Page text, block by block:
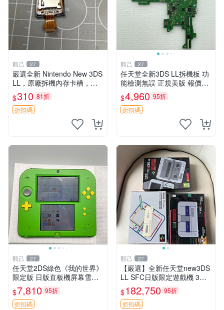
觀己 27
嚴選全新 Nintendo New 3DS
LL，原廠拆機內存卡槽，小
容量卡槽設計，功能完美如
初。適合收藏與使用。 New
3DS LL 原廠 拆機版
$310 81折
折扣碼
觀己 27
任天堂全新3DS LL拆機板 功
能檢測無誤 正規美版 報價48
0 新臺幣 數碼機器 教學工具
遊戲配件
$4,960 95折
折扣碼
觀己 27
任天堂2DS綠色《我的世界》
限定版 日版直板機屏幕雪白
功能正常 2DS 《我的世界》
日版 直板機 薄膜保護 屏幕清
晰
$7,810 95折
折扣碼
觀己 27
【嚴選】全新任天堂new3DS
LL SFC日版限定遊戲機 3臺
未開箱收藏 優質電玩 【推
薦】任天堂new3DSXL 超級
任天堂歐版限定遊戲機 獨家
$182,750 95折
折扣碼